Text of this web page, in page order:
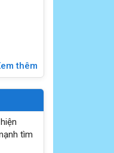
thêm
tìm
bị kỹ